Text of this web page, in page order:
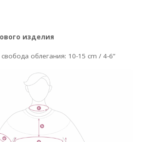
изделия
облегания: 10-15 cm / 4-6”